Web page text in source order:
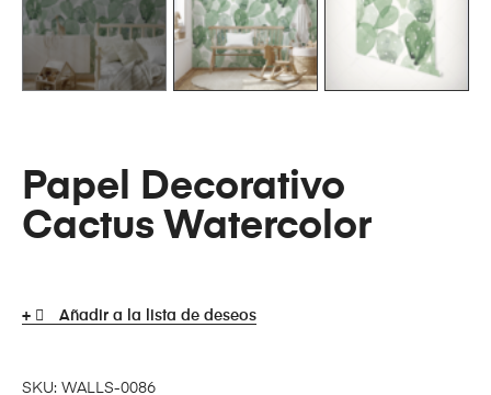
Papel Decorativo
Cactus Watercolor
Añadir a la lista de deseos
SKU: WALLS-0086